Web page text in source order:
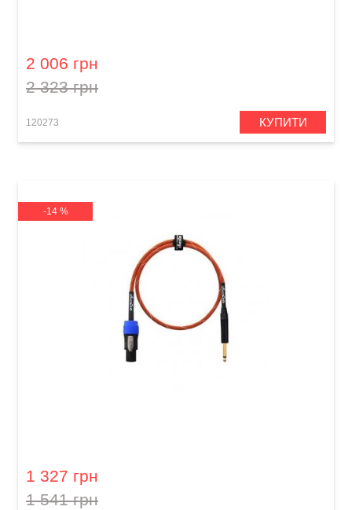
2 006 грн
2 323 грн
120273 КУПИТИ
-14 %
1 327 грн
1 541 грн